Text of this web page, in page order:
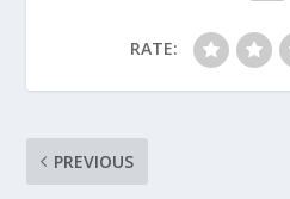
RATE:
PREVIOUS